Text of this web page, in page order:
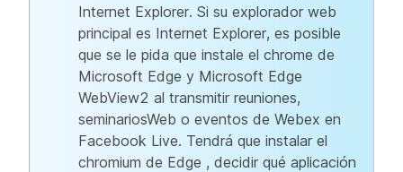
Internet Explorer. Si su explorador web
principal es Internet Explorer, es posible
que se le pida que instale el chrome de
Microsoft Edge y Microsoft Edge
WebView2 al transmitir reuniones,
seminariosWeb o eventos de Webex en
Facebook Live. Tendrá que instalar el
chromium de Edge , decidir qué aplicación